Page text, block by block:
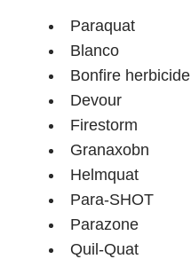
Paraquat
Blanco
Bonfire herbicide
Devour
Firestorm
Granaxobn
Helmquat
Para-SHOT
Parazone
Quil-Quat